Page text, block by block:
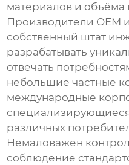
материалов и объёма
Производители OEM
собственный штат
разрабатывать
отвечать
небольшие частные
международные
различных
Немаловажен
соблюдение